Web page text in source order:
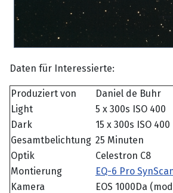
Daten für Interessierte:
Produziert von
Daniel de Buhr
Light
5 x 300s ISO 400
Dark
15 x 300s ISO 400
Gesamtbelichtung 25 Minuten
Optik
Celestron C8
Montierung
EQ-6 Pro
Kamera
EOS 1000Da